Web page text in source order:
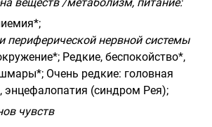
*;
и периферической нервной системы
Редкие, беспокойство*,
Очень редкие: головная
энцефалопатия (синдром Рея);
чувств